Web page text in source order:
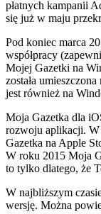
płatnych kampanii
się już w maju
Pod koniec marca
współpracy
Mojej Gazetki na
została
jest również na
Moja Gazetka dla
rozwoju aplikacji. W
Gazetka na Apple
W roku 2015 Moja
to tylko dlatego, że
W najbliższym
wersję. Można